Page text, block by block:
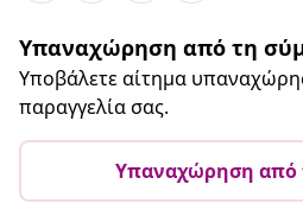
Υπαναχώρηση από τη
Υποβάλετε αίτημα
παραγγελία σας.
Υπαναχώρηση από